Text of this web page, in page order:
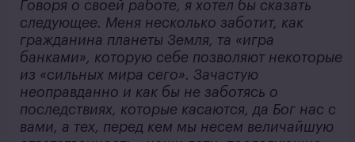
Говоря о своей работе, я хотел бы сказать
следующее. Меня несколько заботит, как
гражданина планеты Земля, та «игра
банками», которую себе позволяют некоторые
из «сильных мира сего». Зачастую
неоправданно и как бы не заботясь о
последствиях, которые касаются, да Бог нас с
вами, а тех, перед кем мы несем величайшую